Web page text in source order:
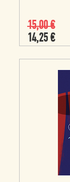
15,00€
14,25 €